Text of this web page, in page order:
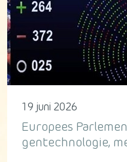
19 juni 2026
Europees
gentechnologie,